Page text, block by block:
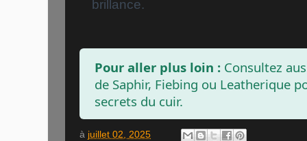
brillance.
Pour aller plus loin : Consultez
de Saphir, Fiebing ou Leatherique
secrets du cuir.
à juillet 02, 2025